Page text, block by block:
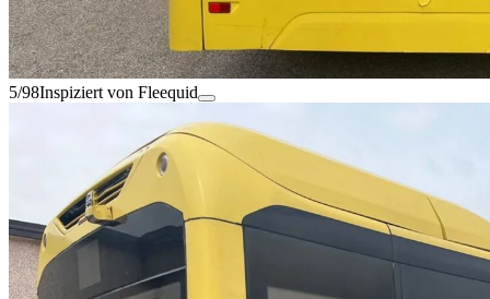
5/98Inspiziert von Fleequid